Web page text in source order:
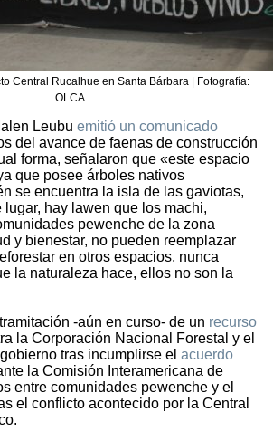
Central Rucalhue en Santa Bárbara | Fotografía:
OLCA
Leubu emitió un comunicado
del avance de faenas de construcción
forma, señalaron que «este espacio
que posee árboles nativos
se encuentra la isla de las gaviotas,
lugar, hay lawen que los machi,
pewenche de la zona
y bienestar, no pueden reemplazar
en otros espacios, nunca
la naturaleza hace, ellos no son la
-aún en curso- de un recurso
la Corporación Nacional Forestal y el
tras incumplirse el acuerdo
la Comisión Interamericana de
entre comunidades pewenche y el
el conflicto acontecido por la Central